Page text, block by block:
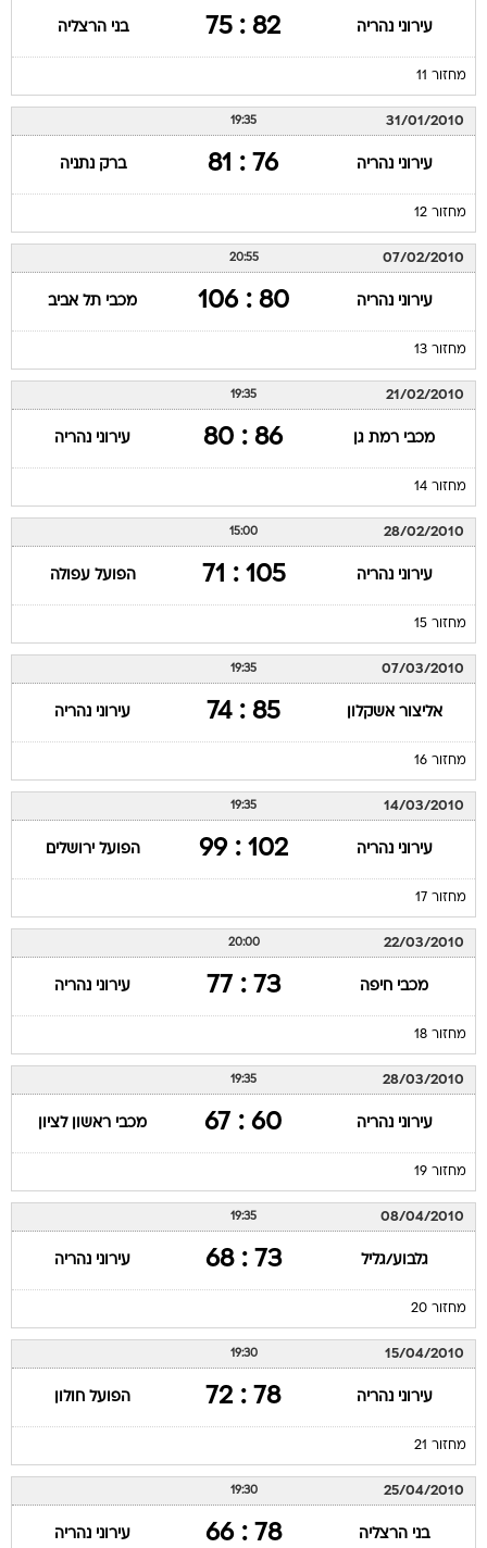
עירוני נהריה 82 : 75 בני הרצליה
מחזור 11
31/01/2010
19:35
עירוני נהריה 76 : 81 ברק נתניה
מחזור 12
07/02/2010
20:55
עירוני נהריה 80 : 106 מכבי תל אביב
מחזור 13
21/02/2010
19:35
מכבי רמת גן 86 : 80 עירוני נהריה
מחזור 14
28/02/2010
15:00
עירוני נהריה 105 : 71 הפועל עפולה
מחזור 15
07/03/2010
19:35
אליצור אשקלון 85 : 74 עירוני נהריה
מחזור 16
14/03/2010
19:35
עירוני נהריה 102 : 99 הפועל ירושלים
מחזור 17
22/03/2010
20:00
מכבי חיפה 73 : 77 עירוני נהריה
מחזור 18
28/03/2010
19:35
עירוני נהריה 60 : 67 מכבי ראשון לציון
מחזור 19
08/04/2010
19:35
גלבוע/גליל 73 : 68 עירוני נהריה
מחזור 20
15/04/2010
19:30
עירוני נהריה 78 : 72 הפועל חולון
מחזור 21
25/04/2010
19:30
בני הרצליה 78 : 66 עירוני נהריה